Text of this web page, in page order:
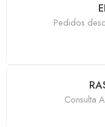
Pedidos
Consulta